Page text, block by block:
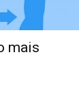
mais